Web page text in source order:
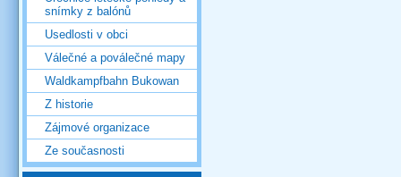
snímky z balónů
Usedlosti v obci
Válečné a poválečné mapy
Waldkampfbahn Bukowan
Z historie
Zájmové organizace
Ze současnosti